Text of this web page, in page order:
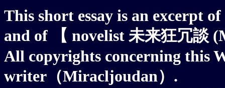
This short essay is an excerpt
and of 【 novelist 未来狂冗談
All copyrights concerning this
writer（Miracljoudan）.